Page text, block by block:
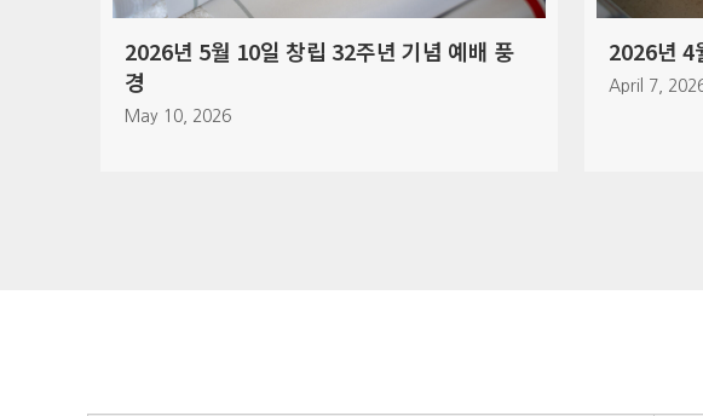
립 32주년 기념 예배 풍 2026년 4월 5일 부활 주일 풍경